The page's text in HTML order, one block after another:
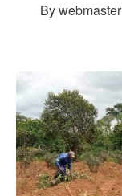
Bywebmaster